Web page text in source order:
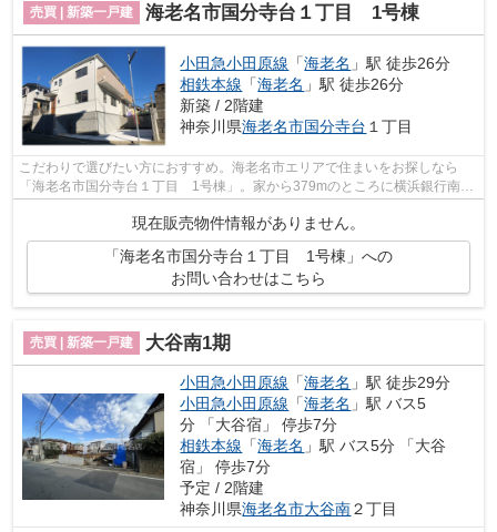
売買 | 新築一戸建 海老名市国分寺台１丁目 1号棟
小田急小田原線 「海老名 」駅 徒歩26分
相鉄本線 「海老名 」駅 徒歩26分
新築 / 2階建
神奈川県海老名市国分寺台 １丁目
こだわりで選びたい方におすすめ。海老名市エリアで住まいをお探しなら
「海老名市国分寺台１丁目 1号棟」。家から379mのところに横浜銀行南海
現在販売物件情報がありません。
「海老名市国分寺台１丁目 1号棟」への
お問い合わせはこちら
売買 | 新築一戸建 大谷南1期
小田急小田原線 「海老名 」駅 徒歩29分
小田急小田原線 「海老名 」駅 バス5
分 「大谷宿」 停歩7分
相鉄本線 「海老名 」駅 バス5分 「大谷
宿」 停歩7分
予定 / 2階建
神奈川県海老名市大谷南２丁目